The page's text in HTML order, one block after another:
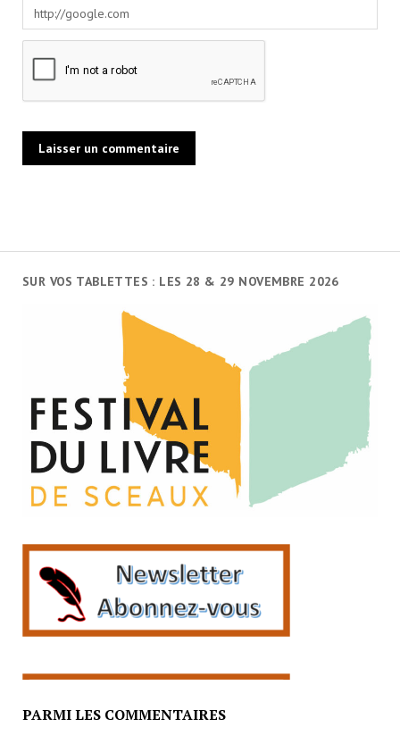
SUR VOS TABLETTES : LES 28 & 29 NOVEMBRE 2026
PARMI LES COMMENTAIRES